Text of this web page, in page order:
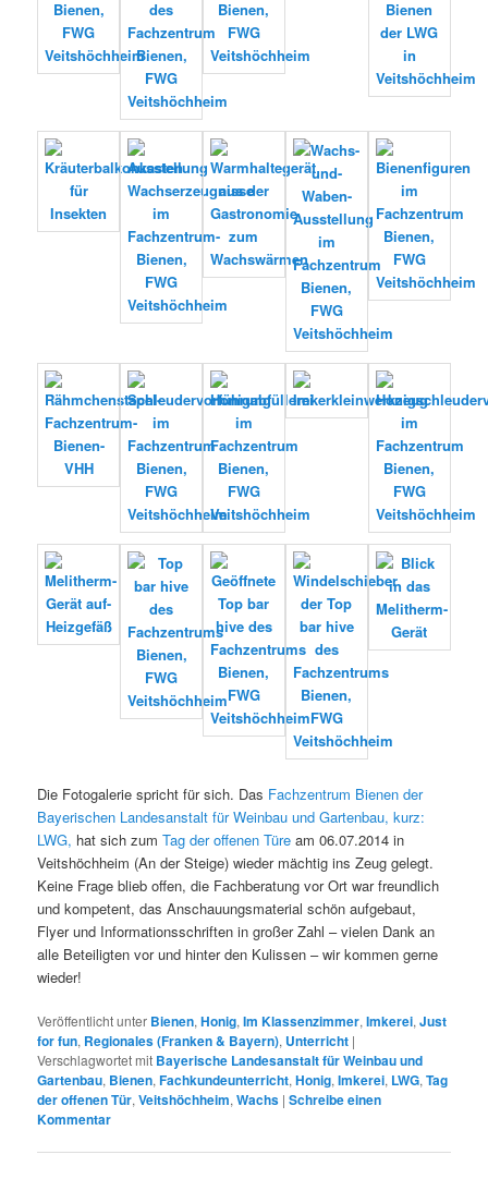
Die Fotogalerie spricht für sich. Das Fachzentrum Bienen der
Bayerischen Landesanstalt für Weinbau und Gartenbau, kurz:
LWG, hat sich zum Tag der offenen Türe am 06.07.2014 in
Veitshöchheim (An der Steige) wieder mächtig ins Zeug gelegt.
Keine Frage blieb offen, die Fachberatung vor Ort war freundlich
und kompetent, das Anschauungsmaterial schön aufgebaut,
Flyer und Informationsschriften in großer Zahl – vielen Dank an
alle Beteiligten vor und hinter den Kulissen – wir kommen gerne
wieder!
Veröffentlicht unter Bienen,Honig,Im Klassenzimmer,Imkerei,Just
for fun, Regionales (Franken & Bayern), Unterricht |
Verschlagwortet mit Bayerische Landesanstalt für Weinbau und
Gartenbau, Bienen,Fachkundeunterricht,Honig,Imkerei, LWG,Tag
der offenen Tür,Veitshöchheim,Wachs |Schreibe einen
Kommentar